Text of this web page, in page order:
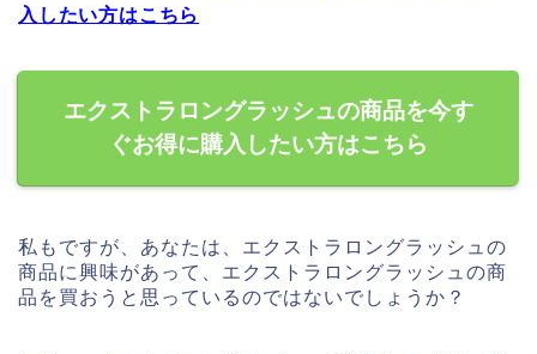
入したい方はこちら
エクストラロングラッシュの商品を今す
ぐお得に購入したい方はこちら
私もですが、あなたは、エクストラロングラッシュの
商品に興味があって、エクストラロングラッシュの商
品を買おうと思っているのではないでしょうか？